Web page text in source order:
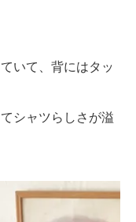
いて、背にはタッ
シャツらしさが溢